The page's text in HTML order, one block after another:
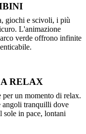
giochi e scivoli, i più
L'animazione
verde offrono infinite
RELAX
per un momento di relax.
angoli tranquilli dove
sole in pace, lontani